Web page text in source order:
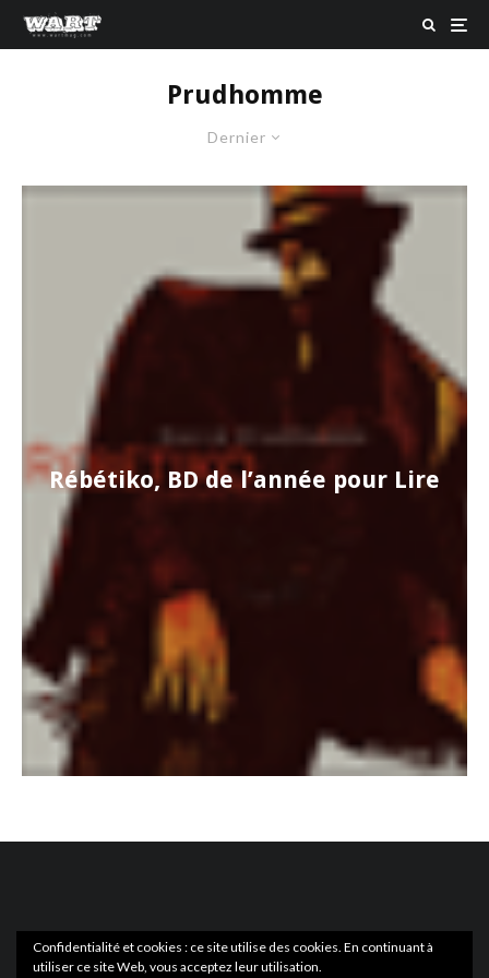
Prudhomme
Dernier
Rébétiko, BD de l’année pour Lire
Confidentialité et cookies : ce site utilise des cookies. En continuant à
utiliser ce site Web, vous acceptez leur utilisation.